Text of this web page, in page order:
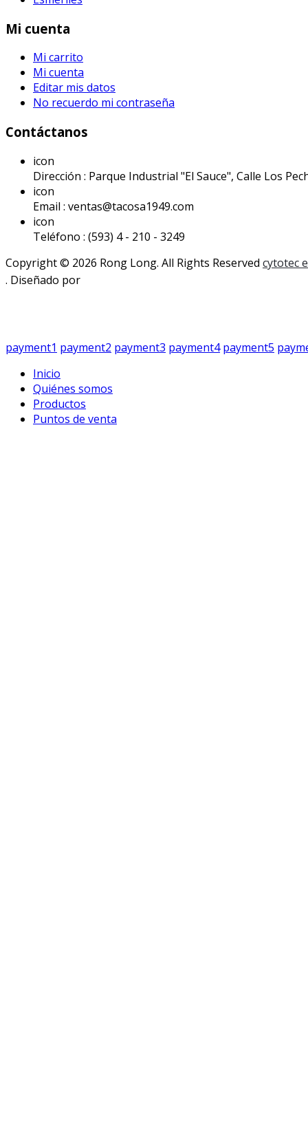
Mi cuenta
Mi carrito
Mi cuenta
Editar mis datos
No recuerdo mi contraseña
Contáctanos
icon
Dirección : Parque Industrial "El Sauce", Calle Los
icon
Email : ventas@tacosa1949.com
icon
Teléfono : (593) 4 - 210 - 3249
Copyright © 2026 Rong Long. All Rights Reserved cytotec
. Diseñado por
payment1 payment2 payment3 payment4 payment5
Inicio
Quiénes somos
Productos
Puntos de venta